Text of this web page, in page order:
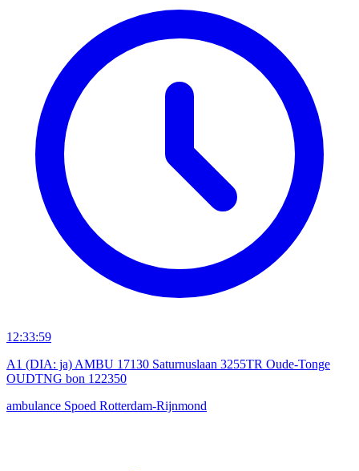
12:33:59
A1 (DIA: ja) AMBU 17130 Saturnuslaan 3255TR Oude-Tonge
OUDTNG bon 122350
ambulance Spoed Rotterdam-Rijnmond